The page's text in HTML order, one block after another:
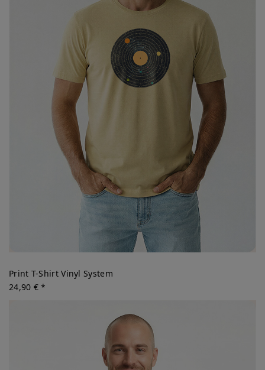
Print T-Shirt Vinyl System
24,90 € *